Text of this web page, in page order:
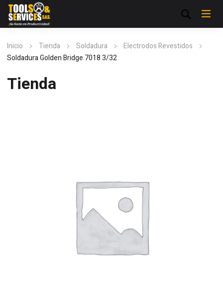
Inicio Tienda Soldadura
Electrodos Revestidos
Soldadura Golden Bridge 7018 3/32
Tienda